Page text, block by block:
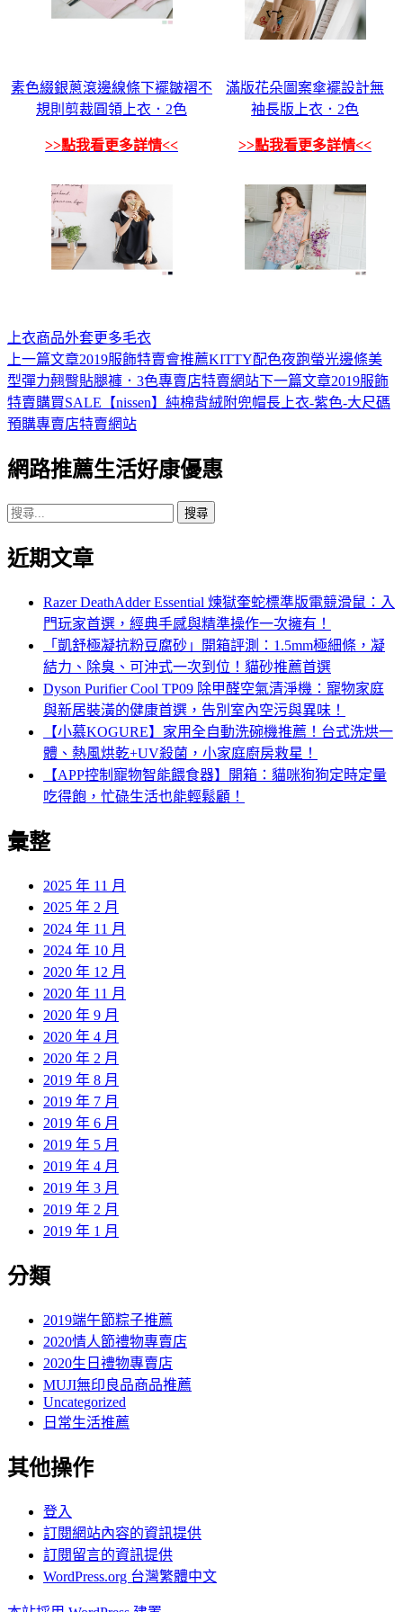
素色綴銀蔥滾邊線條下襬皺褶不
規則剪裁圓領上衣．2色
>>點我看更多詳情<<
滿版花朵圖案傘襬設計無
袖長版上衣．2色
>>點我看更多詳情<<
上衣商品外套更多毛衣
文
章
導
覽
上一篇文章2019服飾特賣會推薦KITTY配色夜跑螢光邊條美
型彈力翹臀貼腿褲．3色專賣店特賣網站下一篇文章2019服飾
特賣購買SALE【nissen】純棉背絨附兜帽長上衣-紫色-大尺碼
預購專賣店特賣網站
網路推薦生活好康優惠
搜
關
近期文章
Razer DeathAdder Essential 煉獄奎蛇標準版電競滑鼠：入
門玩家首選，經典手感與精準操作一次擁有！
「凱舒極凝抗粉豆腐砂」開箱評測：1.5mm極細條，凝
結力、除臭、可沖式一次到位！貓砂推薦首選
Dyson Purifier Cool TP09 除甲醛空氣清淨機：寵物家庭
與新居裝潢的健康首選，告別室內空污與異味！
【小慕KOGURE】家用全自動洗碗機推薦！台式洗烘一
體、熱風烘乾+UV殺菌，小家庭廚房救星！
【APP控制寵物智能餵食器】開箱：貓咪狗狗定時定量
吃得飽，忙碌生活也能輕鬆顧！
彙整
2025 年 11 月
2025 年 2 月
2024 年 11 月
2024 年 10 月
2020 年 12 月
2020 年 11 月
2020 年 9 月
2020 年 4 月
2020 年 2 月
2019 年 8 月
2019 年 7 月
2019 年 6 月
2019 年 5 月
2019 年 4 月
2019 年 3 月
2019 年 2 月
2019 年 1 月
分類
2019端午節粽子推薦
2020情人節禮物專賣店
2020生日禮物專賣店
MUJI無印良品商品推薦
Uncategorized
日常生活推薦
其他操作
登入
訂閱網站內容的資訊提供
訂閱留言的資訊提供
WordPress.org 台灣繁體中文